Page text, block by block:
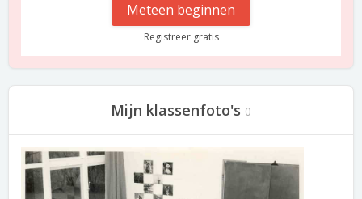
Meteen beginnen
Registreer gratis
Mijn klassenfoto's 0